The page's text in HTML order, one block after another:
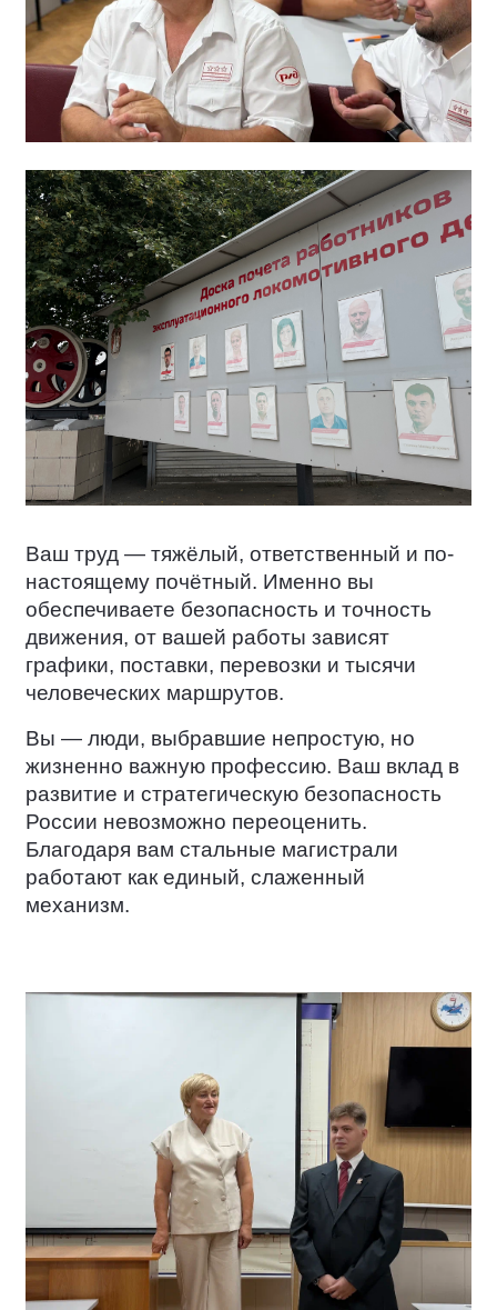
Ваш труд — тяжёлый, ответственный и по-
настоящему почётный. Именно вы
обеспечиваете безопасность и точность
движения, от вашей работы зависят
графики, поставки, перевозки и тысячи
человеческих маршрутов.
Вы — люди, выбравшие непростую, но
жизненно важную профессию. Ваш вклад в
развитие и стратегическую безопасность
России невозможно переоценить.
Благодаря вам стальные магистрали
работают как единый, слаженный
механизм.